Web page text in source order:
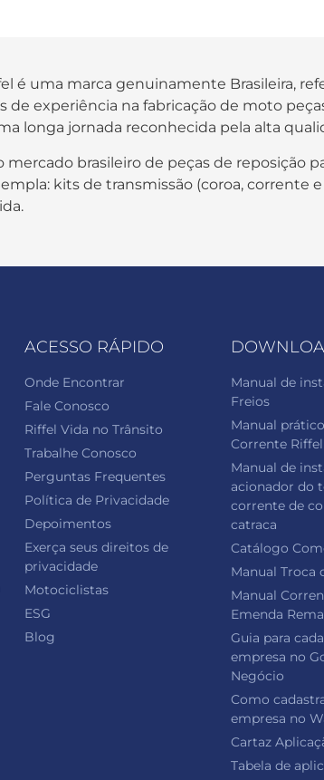
é uma marca genuinamente Brasileira,
de experiência na fabricação de moto
longa jornada reconhecida pela alta
brasileiro de peças de reposição
kits de transmissão (coroa, corrente
ACESSO RÁPIDO
Onde Encontrar
Fale Conosco
Riffel Vida no Trânsito
Trabalhe Conosco
Perguntas Frequentes
Política de Privacidade
Depoimentos
Exerça seus direitos de
privacidade
Motociclistas
ESG
Blog
Manual de
Freios
Manual
Corrente
Manual de
acionador do
corrente de
catraca
Catálogo
Manual Troca
Manual
Emenda
Guia para
empresa no
Negócio
Como
empresa no
Cartaz
Tabela de